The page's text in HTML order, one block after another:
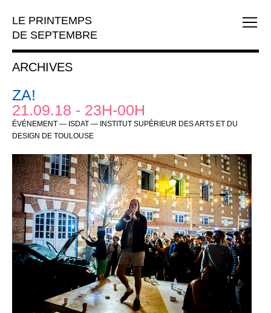
LE PRINTEMPS
DE SEPTEMBRE
ARCHIVES
ZA!
21.09.18 - 23H-00H
ÉVÉNEMENT — ISDAT — INSTITUT SUPÉRIEUR DES ARTS ET DU
DESIGN DE TOULOUSE